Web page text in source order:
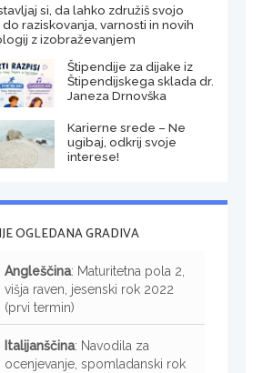
si, da lahko združiš svojo
do raziskovanja, varnosti in novih
z izobraževanjem
Štipendije za dijake iz
Štipendijskega sklada dr.
Janeza Drnovška
Karierne srede – Ne
ugibaj, odkrij svoje
interese!
OGLEDANA GRADIVA
Angleščina: Maturitetna pola 2,
višja raven, jesenski rok 2022
(prvi termin)
Italijanščina: Navodila za
ocenjevanje, spomladanski rok